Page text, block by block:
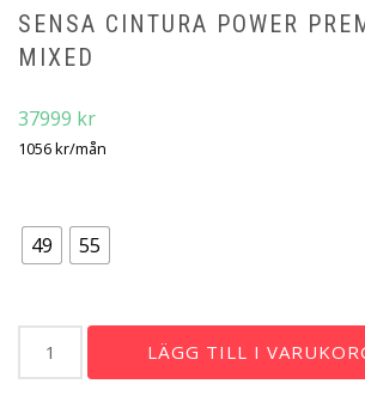
SENSA CINTURA POWER
MIXED
37999 kr
1056kr/mån
49 55
Cintura
LÄGG TILL I